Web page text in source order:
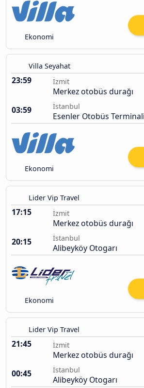
Ekonomi
Villa Seyahat
23:59 İzmit
Merkez otobüs durağı
03:59
İstanbul
Esenler Otobüs Terminali
Ekonomi
Lider Vip Travel
17:15 İzmit
Merkez otobüs durağı
20:15
İstanbul
Alibeyköy Otogarı
Ekonomi
Lider Vip Travel
21:45 İzmit
Merkez otobüs durağı
00:45
İstanbul
Alibeyköy Otogarı